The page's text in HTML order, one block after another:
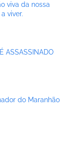
viva da nossa
viver.
ASSASSINADO
do Maranhão